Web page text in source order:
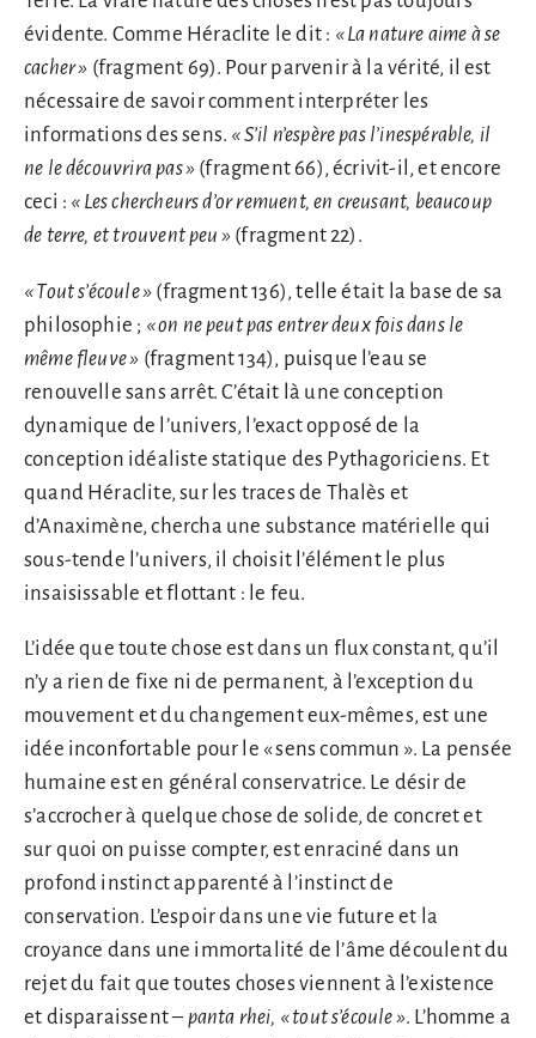
évidente. Comme Héraclite le dit : « La nature aime à se
cacher» (fragment 69). Pour parvenir à la vérité, il est
nécessaire de savoir comment interpréter les
informations des sens. «S’il n’espère pas l’inespérable, il
ne le découvrira pas» (fragment 66), écrivit-il, et encore
ceci : « Les chercheurs d’or remuent, en creusant, beaucoup
de terre, et trouvent peu » (fragment 22).
« Tout s’écoule» (fragment 136), telle était la base de sa
philosophie ; «on ne peut pas entrer deux fois dans le
même fleuve» (fragment 134), puisque l’eau se
renouvelle sans arrêt. C’était là une conception
dynamique de l’univers, l’exact opposé de la
conception idéaliste statique des Pythagoriciens. Et
quand Héraclite, sur les traces de Thalès et
d’Anaximène, chercha une substance matérielle qui
sous-tende l’univers, il choisit l’élément le plus
insaisissable et flottant : le feu.
L’idée que toute chose est dans un flux constant, qu’il
n’y a rien de fixe ni de permanent, à l’exception du
mouvement et du changement eux-mêmes, est une
idée inconfortable pour le « sens commun ». La pensée
humaine est en général conservatrice. Le désir de
s’accrocher à quelque chose de solide, de concret et
sur quoi on puisse compter, est enraciné dans un
profond instinct apparenté à l’instinct de
conservation. L’espoir dans une vie future et la
croyance dans une immortalité de l’âme découlent du
rejet du fait que toutes choses viennent à l’existence
et disparaissent –panta rhei, « tout s’écoule». L’homme a